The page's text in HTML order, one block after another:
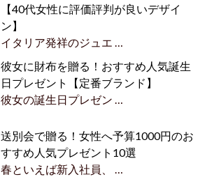
【40代女性に評価評判が良いデザイ
ン】
イタリア発祥のジュエ …
彼女に財布を贈る！おすすめ人気誕生
日プレゼント【定番ブランド】
彼女の誕生日プレゼン …
送別会で贈る！女性へ予算1000円のお
すすめ人気プレゼント10選
春といえば新入社員、 …